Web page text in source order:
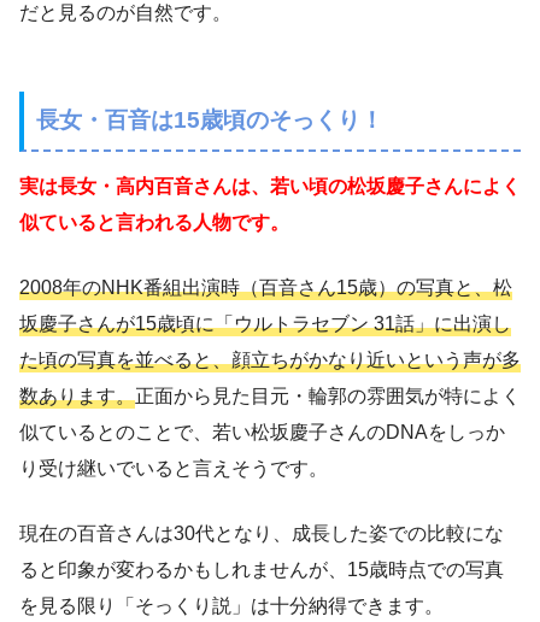
だと見るのが自然です。
長女・百音は15歳頃のそっくり！
実は長女・高内百音さんは、若い頃の松坂慶子さんによく
似ていると言われる人物です。
2008年のNHK番組出演時（百音さん15歳）の写真と、松
坂慶子さんが15歳頃に「ウルトラセブン 31話」に出演し
た頃の写真を並べると、顔立ちがかなり近いという声が多
数あります。正面から見た目元・輪郭の雰囲気が特によく
似ているとのことで、若い松坂慶子さんのDNAをしっか
り受け継いでいると言えそうです。
現在の百音さんは30代となり、成長した姿での比較にな
ると印象が変わるかもしれませんが、15歳時点での写真
を見る限り「そっくり説」は十分納得できます。